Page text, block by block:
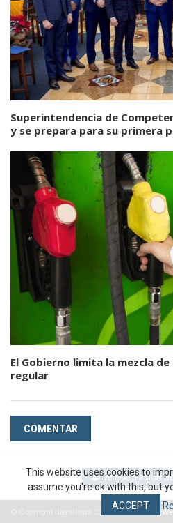
Superintendencia de
y se prepara para su primera
El Gobierno limita la mezcla
regular
COMENTAR
VER LA VERSIÓN
This website uses cookies to
assume you're ok with this, but
ACCEPT